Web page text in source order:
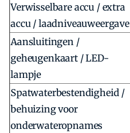
Verwisselbare accu / extra
accu / laadniveauweergave
Aansluitingen /
geheugenkaart / LED-
lampje
Spatwaterbestendigheid /
behuizing voor
onderwateropnames